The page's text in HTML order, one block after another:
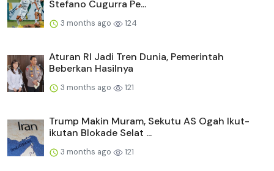
Stefano Cugurra Pe...
3 months ago 124
Aturan RI Jadi Tren Dunia, Pemerintah
Beberkan Hasilnya
3 months ago 121
Trump Makin Muram, Sekutu AS Ogah Ikut-
ikutan Blokade Selat ...
3 months ago 121